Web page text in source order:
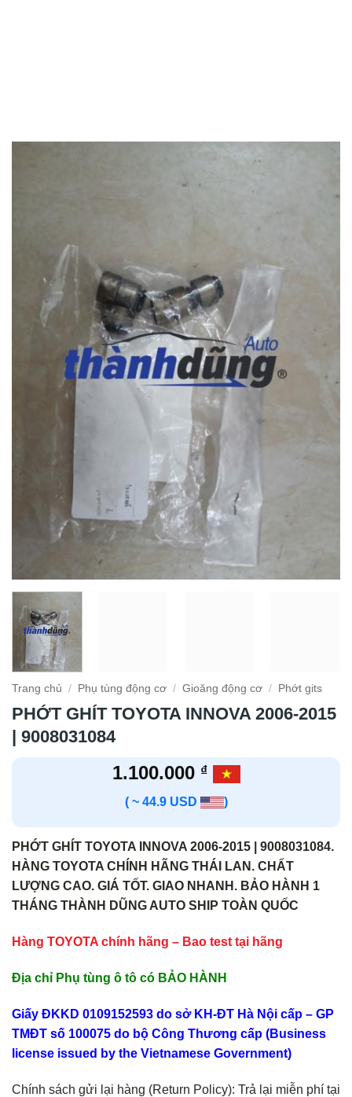
Trang chủ / Phụ tùng động cơ / Gioăng động cơ / Phớt gits
PHỚT GHÍT TOYOTA INNOVA 2006-2015
| 9008031084
1.100.000 ₫
( ~ 44.9 USD )
PHỚT GHÍT TOYOTA INNOVA 2006-2015 | 9008031084.
HÀNG TOYOTA CHÍNH HÃNG THÁI LAN. CHẤT
LƯỢNG CAO. GIÁ TỐT. GIAO NHANH. BẢO HÀNH 1
THÁNG THÀNH DŨNG AUTO SHIP TOÀN QUỐC
Hàng TOYOTA chính hãng – Bao test tại hãng
Địa chỉ Phụ tùng ô tô có BẢO HÀNH
Giấy ĐKKD 0109152593 do sở KH-ĐT Hà Nội cấp – GP
TMĐT số 100075 do bộ Công Thương cấp (Business
license issued by the Vietnamese Government)
Chính sách gửi lại hàng (Return Policy): Trả lại miễn phí tại